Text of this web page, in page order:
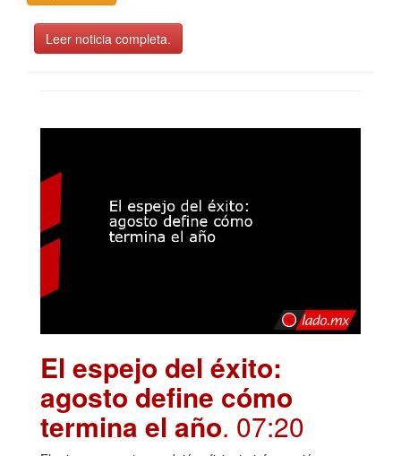
Leer noticia completa.
El espejo del éxito:
agosto define cómo
termina el año. 07:20